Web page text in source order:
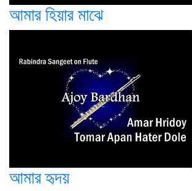
আমার হিয়ার মাঝে
আমার হৃদয়